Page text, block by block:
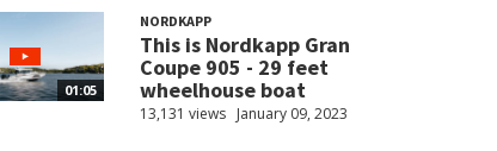
01:05
NORDKAPP
This is Nordkapp Gran
Coupe 905 - 29 feet
wheelhouse boat
13,131 views January 09, 2023